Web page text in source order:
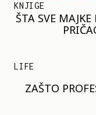
KNJIGE
ŠTA SVE
LIFE
ZAŠTO